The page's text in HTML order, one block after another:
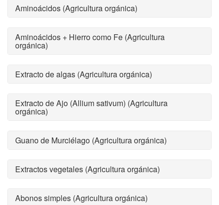
Aminoácidos (Agricultura orgánica)
Aminoácidos + Hierro como Fe (Agricultura
orgánica)
Extracto de algas (Agricultura orgánica)
Extracto de Ajo (Allium sativum) (Agricultura
orgánica)
Guano de Murciélago (Agricultura orgánica)
Extractos vegetales (Agricultura orgánica)
Abonos simples (Agricultura orgánica)